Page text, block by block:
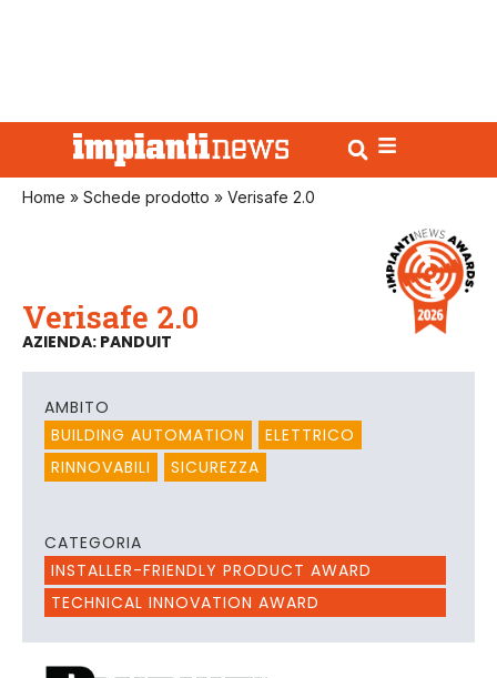
Home » Schede prodotto » Verisafe 2.0
Verisafe 2.0
AZIENDA: PANDUIT
CATEGORIA
INSTALLER-FRIENDLY PRODUCT AWARD
TECHNICAL INNOVATION AWARD
AMBITO
BUILDING AUTOMATION
ELETTRICO
RINNOVABILI
SICUREZZA